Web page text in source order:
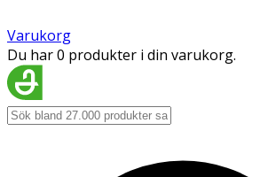
Varukorg
Du har 0 produkter i din varukorg.